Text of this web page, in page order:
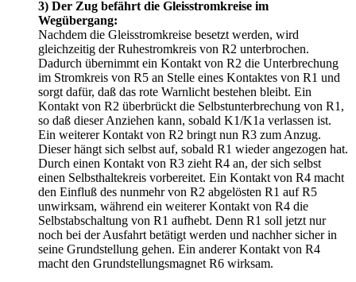
3) Der Zug befährt die Gleisstromkreise im
Wegübergang:
Nachdem die Gleisstromkreise besetzt werden, wird
gleichzeitig der Ruhestromkreis von R2 unterbrochen.
Dadurch übernimmt ein Kontakt von R2 die Unterbrechung
im Stromkreis von R5 an Stelle eines Kontaktes von R1 und
sorgt dafür, daß das rote Warnlicht bestehen bleibt. Ein
Kontakt von R2 überbrückt die Selbstunterbrechung von R1,
so daß dieser Anziehen kann, sobald K1/K1a verlassen ist.
Ein weiterer Kontakt von R2 bringt nun R3 zum Anzug.
Dieser hängt sich selbst auf, sobald R1 wieder angezogen hat.
Durch einen Kontakt von R3 zieht R4 an, der sich selbst
einen Selbsthaltekreis vorbereitet. Ein Kontakt von R4 macht
den Einfluß des nunmehr von R2 abgelösten R1 auf R5
unwirksam, während ein weiterer Kontakt von R4 die
Selbstabschaltung von R1 aufhebt. Denn R1 soll jetzt nur
noch bei der Ausfahrt betätigt werden und nachher sicher in
seine Grundstellung gehen. Ein anderer Kontakt von R4
macht den Grundstellungsmagnet R6 wirksam.